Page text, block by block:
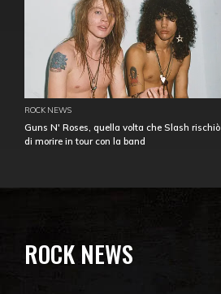
ROCK NEWS
Guns N' Roses, quella volta che Slash rischiò
di morire in tour con la band
ROCK NEWS